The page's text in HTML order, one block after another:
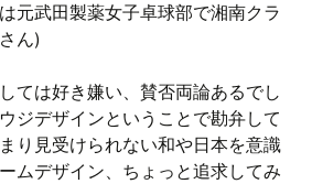
元武田製薬女子卓球部で湘南クラ
ん)
ては好き嫌い、賛否両論あるでし
ジデザインということで勘弁して
り見受けられない和や日本を意識
ムデザイン、ちょっと追求してみ